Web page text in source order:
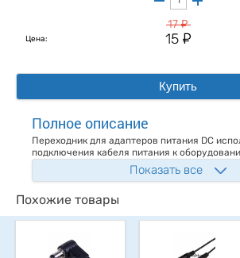
Цена:
17у
15 у
Купить
Полное описание
Переходник для адаптеров питания DC
подключения кабеля питания к
Показать все
Похожие товары